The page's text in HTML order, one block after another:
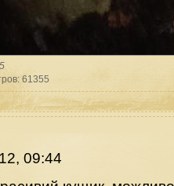
61355
09:44